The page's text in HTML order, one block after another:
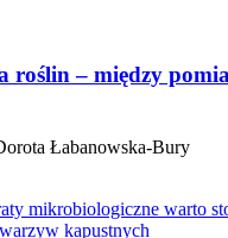
roślin – między
Łabanowska-Bury